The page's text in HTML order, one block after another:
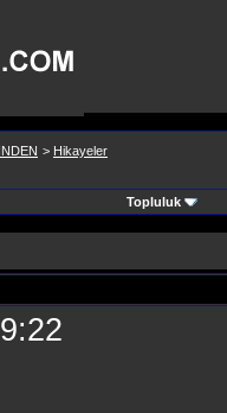
> Hikayeler
Topluluk